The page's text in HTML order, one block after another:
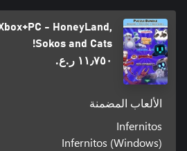
- HoneyLand,
Sokos and Cats!
١١٫٧٥٠ ر.ع.‏
الألعاب المضمنة
Infernitos
Infernitos (Windows)